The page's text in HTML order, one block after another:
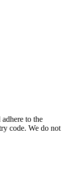
to the
code. We do not